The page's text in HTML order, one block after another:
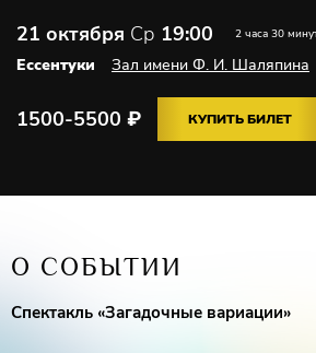
21 октября Ср 19:00 2 часа 30
Ессентуки Зал имени Ф. И. Шаляпина
1500-5500 ₽ КУПИТЬ БИЛЕТ
О СОБЫТИИ
Спектакль «Загадочные вариации»